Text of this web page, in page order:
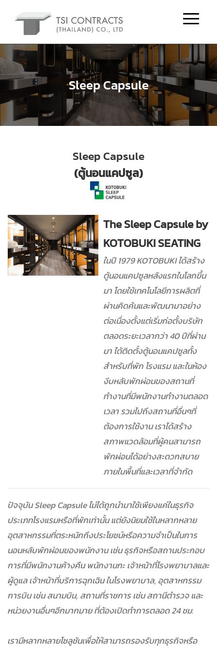
Sleep Capsule
Sleep Capsule
(ตู้นอนแคปซูล)
The Sleep Capsule by
KOTOBUKI SEATING
ในปี 1979 KOTOBUKI ได้สร้าง
ตู้นอนแคปซูลหลังแรกในโลกขึ้น
มา โดยใช้เทคโนโลยีการผลิตที่
ผ่านคิดค้นและพัฒนามาอย่าง
ต่อเนื่องตั้งแต่เริ่มก่อตั้งบริษัท
ตลอดระยะเวลากว่า 40 ปีที่ผ่าน
มา ได้ติดตั้งตู้นอนแคปซูลทั้ง
สำหรับที่พัก โรงแรม และในห้อง
งีบหลับพักผ่อนของสถานที่
ทำงานที่มีพนักงานทำงานตลอด
เวลา รวมไปถึงสถานที่อื่นๆที่
ต้องการใช้งาน เราได้สร้าง
สภาพแวดล้อมที่ผู้คนสามารถ
พักผ่อนได้อย่างสะดวกสบาย
ภายในพื้นที่และเวลาที่จำกัด
ปัจจุบัน Sleep Capsule ไม่ได้ถูกนำมาใช้เพียงแค่ในธุรกิจ
ประเภทโรงแรมหรือที่พักเท่านั้น แต่ยังนิยมใช้ในหลากหลาย
อุตสาหกรรมที่ตระหนักถึงประโยชน์หรือความจำเป็นในการ
นอนหลับพักผ่อนของพนักงาน เช่น ธุรกิจหรือสถานประกอบ
การที่มีพนักงานค้างคืน พนักงานกะ เจ้าหน้าที่โรงพยาบาลและ
ผู้ดูแล เจ้าหน้าที่บริการฉุกเฉิน ในโรงพยาบาล, อุตสาหกรรม
การบิน เช่น สนามบิน, สถานที่ราชการ เช่น สถานีตำรวจ และ
หน่วยงานอื่นๆอีกมากมาย ที่ต้องเปิดทำการตลอด 24 ชม.
เรามีหลากหลายโซลูชันเพื่อให้สามารถรองรับทุกธุรกิจหรือ